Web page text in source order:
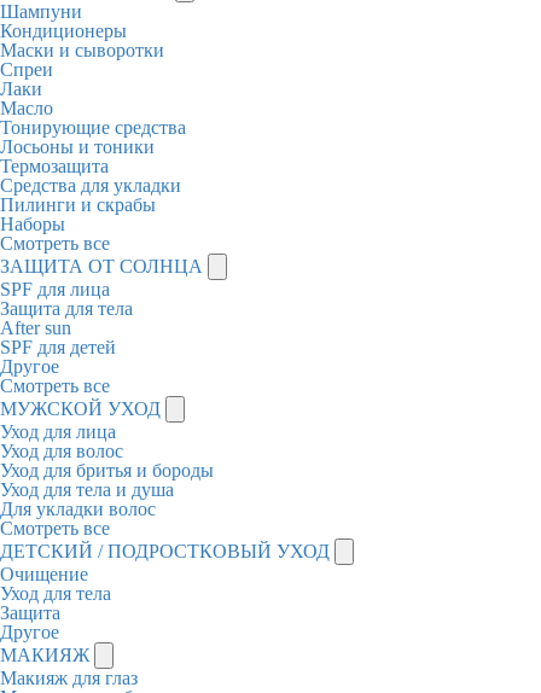
Шампуни
Кондиционеры
Маски и сыворотки
Спреи
Лаки
Масло
Тонирующие средства
Лосьоны и тоники
Термозащита
Средства для укладки
Пилинги и скрабы
Наборы
Смотреть все
ЗАЩИТА ОТ СОЛНЦА
SPF для лица
Защита для тела
After sun
SPF для детей
Другое
Смотреть все
МУЖСКОЙ УХОД
Уход для лица
Уход для волос
Уход для бритья и бороды
Уход для тела и душа
Для укладки волос
Смотреть все
ДЕТСКИЙ / ПОДРОСТКОВЫЙ УХОД
Очищение
Уход для тела
Защита
Другое
МАКИЯЖ
Макияж для глаз